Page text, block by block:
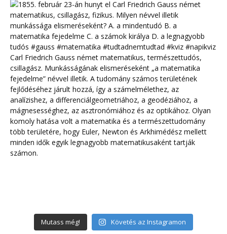
Mutass még! Követés az Instagramon